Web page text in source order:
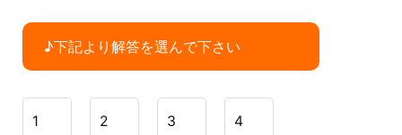
♪下記より解答を選んで下さい
1 2 3 4